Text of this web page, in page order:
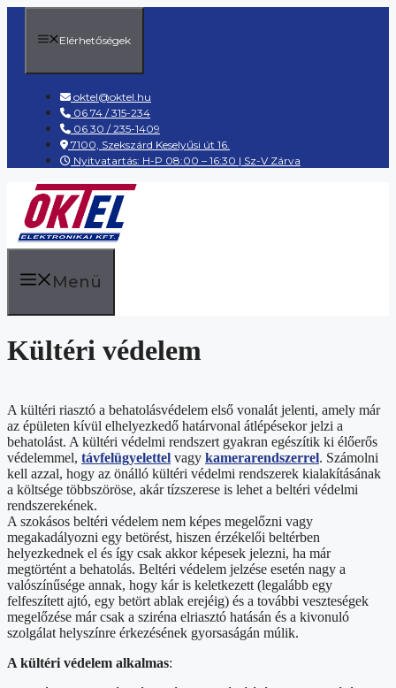
Kilépés
tartalombaElérhetőségek
oktel@oktel.hu
06 74 / 315-234
06 30 / 235-1409
7100, Szekszárd Keselyűsi út 16.
Nyitvatartás: H-P 08:00 – 16:30 | Sz-V Zárva
Menü
Kültéri védelem
A kültéri riasztó a behatolásvédelem első vonalát jelenti, amely már
az épületen kívül elhelyezkedő határvonal átlépésekor jelzi a
behatolást. A kültéri védelmi rendszert gyakran egészítik ki élőerős
védelemmel, távfelügyelettel vagy kamerarendszerrel. Számolni
kell azzal, hogy az önálló kültéri védelmi rendszerek kialakításának
a költsége többszöröse, akár tízszerese is lehet a beltéri védelmi
rendszerekének.
A szokásos beltéri védelem nem képes megelőzni vagy
megakadályozni egy betörést, hiszen érzékelői beltérben
helyezkednek el és így csak akkor képesek jelezni, ha már
megtörtént a behatolás. Beltéri védelem jelzése esetén nagy a
valószínűsége annak, hogy kár is keletkezett (legalább egy
felfeszített ajtó, egy betört ablak erejéig) és a további veszteségek
megelőzése már csak a sziréna elriasztó hatásán és a kivonuló
szolgálat helyszínre érkezésének gyorsaságán múlik.
A kültéri védelem alkalmas: